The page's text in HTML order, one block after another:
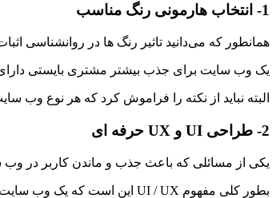
1- انتخاب هارمونی رنگ مناسب
همانطور که می‌دانید تاثیر رنگ ها در روانشناسی
یک وب سایت برای جذب بیشتر مشتری بایستی دارای
البته نباید از نکته را فراموش کرد که هر نوع وب
2- طراحی UI و UX حرفه ای
یکی از مسائلی که باعث جذب و ماندن کاربر در
بطور کلی مفهوم UI / UX این است که یک وب سایت یا اپلیکیشن دارای رابط کاربری جذاب با تجربه کاربری مناسب باشد.